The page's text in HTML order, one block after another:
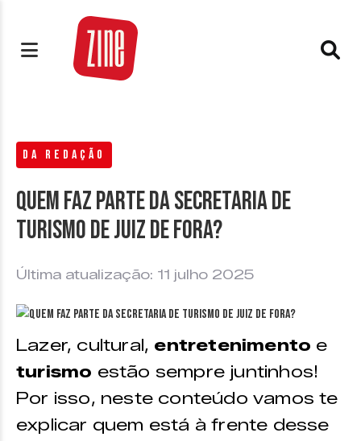
DA REDAÇÃO
Quem faz parte da Secretaria de
Turismo de Juiz de Fora?
Última atualização: 11 julho 2025
Lazer, cultural, entretenimento e
turismo estão sempre juntinhos!
Por isso, neste conteúdo vamos te
explicar quem está à frente desse